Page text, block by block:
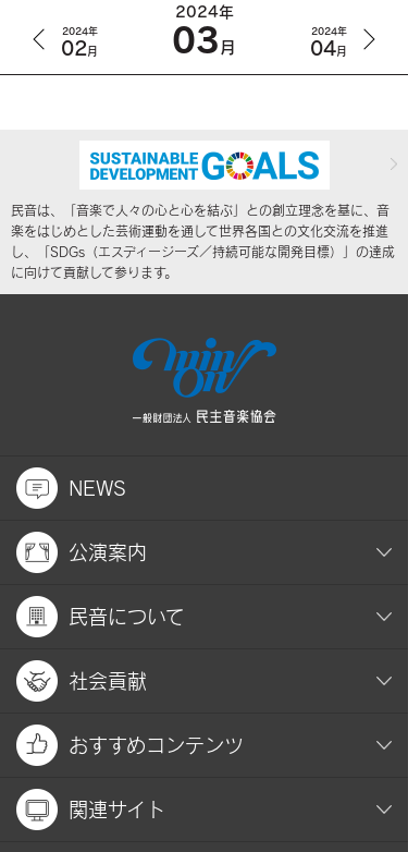
2024年
02月
2024年
03 月
2024年
04月
民音は、「音楽で人々の心と心を結ぶ」との創立理念を基に、音
楽をはじめとした芸術運動を通して世界各国との文化交流を推進
し、「SDGs（エスディージーズ／持続可能な開発目標）」の達成
に向けて貢献して参ります。
NEWS
公演案内
民音について
社会貢献
おすすめコンテンツ
関連サイト